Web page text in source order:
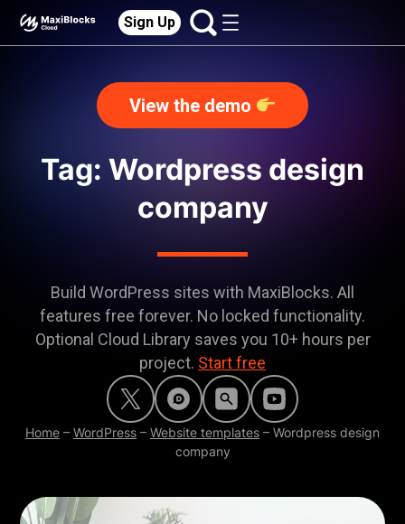
Sign Up
View the demo
Tag: Wordpress design
company
Build WordPress sites with MaxiBlocks. All
features free forever. No locked functionality.
Optional Cloud Library saves you 10+ hours per
project. Start free
Home – WordPress – Website templates – Wordpress design
company